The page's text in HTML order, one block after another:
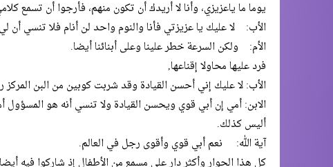
يوما ما ياعزيزي، وأنا لا أريدك أن تكون منهم، فأرجوا أن تسمع
الأب: لا عليك يا عزيزتي فأنا والنوم واحد لن أنام فلا تنسي أن
الأم: ولكن السرعة خطر علينا وعلى أبنائنا أيضا.
فرد عليها محاولا إقناعها,
الأب: لا عليك إني أحسن القيادة وقد شربت كوبين من البن المركز
الابن: أمي إن أبي قوي ويحسن القيادة ولا تنسي أنه هو المسؤول
أليس كذلك.
آية الله: نعم أبي قوي وأقوى رجل في العالم.
كل هذا الحوار وأكثر دار على مسمع من الأطفال إذ شاركوا فيه